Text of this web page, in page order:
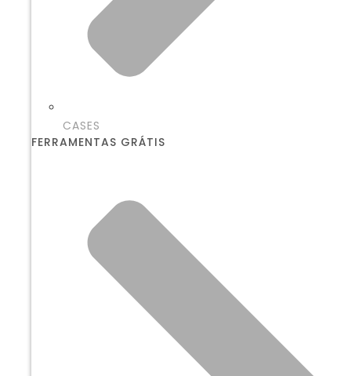
CASES
FERRAMENTAS GRÁTIS